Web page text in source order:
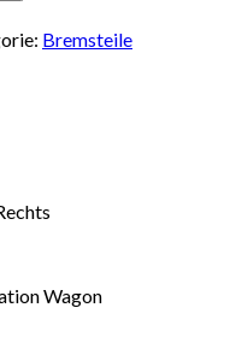
Bremsteile
Wagon